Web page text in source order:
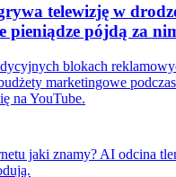
telewizję w
pieniądze pójdą za
blokach
marketingowe
na YouTube.